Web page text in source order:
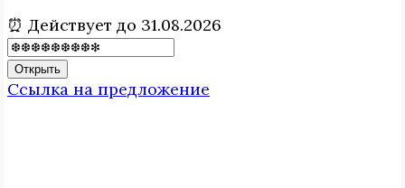
⏰ Действует до 31.08.2026
Открыть
Ссылка на предложение